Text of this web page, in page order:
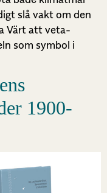
slå vakt om den
Värt att veta-
som symbol i
1900-